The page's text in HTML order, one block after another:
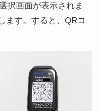
択画面が表示されま
ます。すると、QRコ